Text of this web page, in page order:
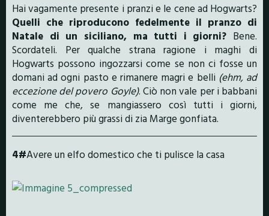
Hai vagamente presente i pranzi e le cene ad Hogwarts?
Quelli che riproducono fedelmente il pranzo di
Natale di un siciliano, ma tutti i giorni? Bene.
Scordateli. Per qualche strana ragione i maghi di
Hogwarts possono ingozzarsi come se non ci fosse un
domani ad ogni pasto e rimanere magri e belli (ehm, ad
eccezione del povero Goyle). Ciò non vale per i babbani
come me che, se mangiassero così tutti i giorni,
diventerebbero più grassi di zia Marge gonfiata.
4#Avere un elfo domestico che ti pulisce la casa